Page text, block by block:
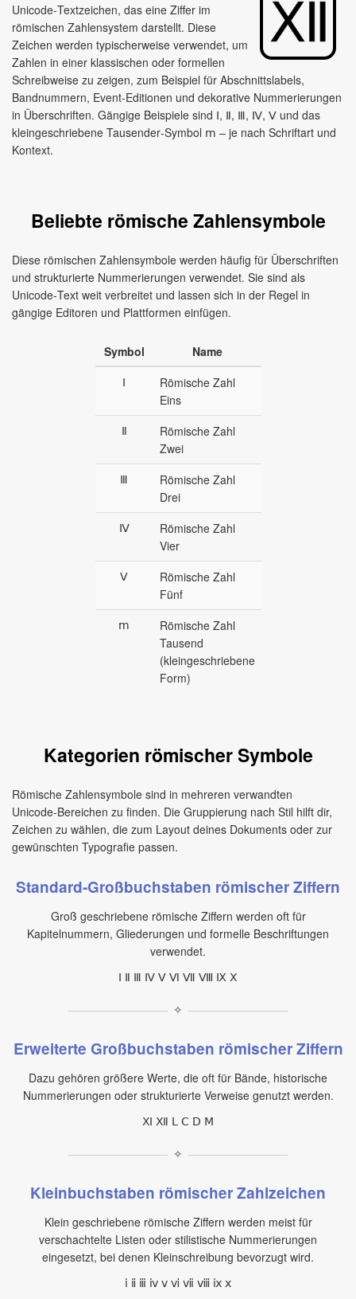
Unicode‑Textzeichen, das eine Ziffer im
römischen Zahlensystem darstellt. Diese
Zeichen werden typischerweise verwendet, um
Zahlen in einer klassischen oder formellen
Schreibweise zu zeigen, zum Beispiel für Abschnittslabels,
Bandnummern, Event‑Editionen und dekorative Nummerierungen
in Überschriften. Gängige Beispiele sind Ⅰ, Ⅱ, Ⅲ, Ⅳ, Ⅴ und das
kleingeschriebene Tausender‑Symbol ⅿ – je nach Schriftart und
Kontext.
Beliebte römische Zahlensymbole
Diese römischen Zahlensymbole werden häufig für Überschriften
und strukturierte Nummerierungen verwendet. Sie sind als
Unicode‑Text weit verbreitet und lassen sich in der Regel in
gängige Editoren und Plattformen einfügen.
Symbol
Name
Ⅰ
Römische Zahl
Eins
Ⅱ
Römische Zahl
Zwei
Ⅲ
Römische Zahl
Drei
Ⅳ
Römische Zahl
Vier
Ⅴ
Römische Zahl
Fünf
ⅿ
Römische Zahl
Tausend
(kleingeschriebene
Form)
Kategorien römischer Symbole
Römische Zahlensymbole sind in mehreren verwandten
Unicode‑Bereichen zu finden. Die Gruppierung nach Stil hilft dir,
Zeichen zu wählen, die zum Layout deines Dokuments oder zur
gewünschten Typografie passen.
Standard‑Großbuchstaben römischer Ziffern
Groß geschriebene römische Ziffern werden oft für
Kapitelnummern, Gliederungen und formelle Beschriftungen
verwendet.
Ⅰ Ⅱ Ⅲ Ⅳ Ⅴ Ⅵ Ⅶ Ⅷ Ⅸ Ⅹ
✧
Erweiterte Großbuchstaben römischer Ziffern
Dazu gehören größere Werte, die oft für Bände, historische
Nummerierungen oder strukturierte Verweise genutzt werden.
Ⅺ Ⅻ Ⅼ Ⅽ Ⅾ Ⅿ
✧
Kleinbuchstaben römischer Zahlzeichen
Klein geschriebene römische Ziffern werden meist für
verschachtelte Listen oder stilistische Nummerierungen
eingesetzt, bei denen Kleinschreibung bevorzugt wird.
ⅰ ⅱ ⅲ ⅳ ⅴ ⅵ ⅶ ⅷ ⅸ ⅹ